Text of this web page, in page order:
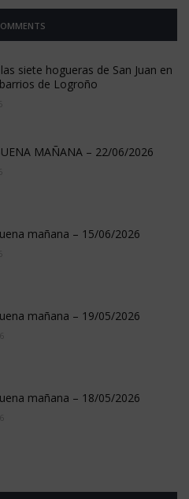
siete hogueras de San Juan en
de Logroño
MAÑANA – 22/06/2026
mañana – 15/06/2026
mañana – 19/05/2026
mañana – 18/05/2026